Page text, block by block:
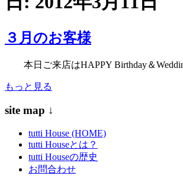
３月のお客様
本日ご来店はHAPPY Birthday＆
もっと見る
site map ↓
tutti House (HOME)
tutti Houseとは？
tutti Houseの歴史
お問合わせ